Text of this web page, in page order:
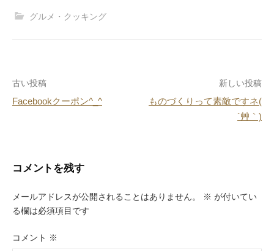
c
o
k
e
グルメ・クッキング
投
稿
ゲ
ー
シ
ョ
古い投稿
Facebookクーポン^_^
新しい投稿
ものづくりって素敵ですネ(
´艸｀)
コメントを残す
メールアドレスが公開されることはありません。 ※ が付いてい
る欄は必須項目です
コメント ※